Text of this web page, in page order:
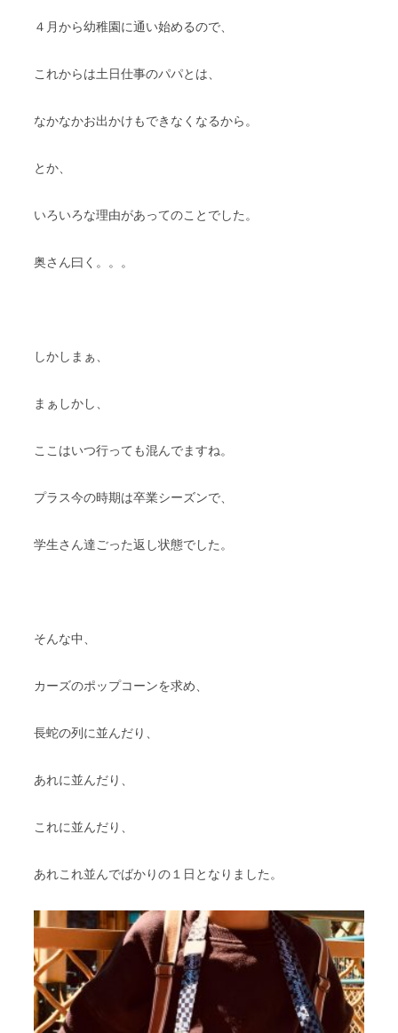
４月から幼稚園に通い始めるので、
これからは土日仕事のパパとは、
なかなかお出かけもできなくなるから。
とか、
いろいろな理由があってのことでした。
奥さん曰く。。。
しかしまぁ、
まぁしかし、
ここはいつ行っても混んでますね。
プラス今の時期は卒業シーズンで、
学生さん達ごった返し状態でした。
そんな中、
カーズのポップコーンを求め、
長蛇の列に並んだり、
あれに並んだり、
これに並んだり、
あれこれ並んでばかりの１日となりました。